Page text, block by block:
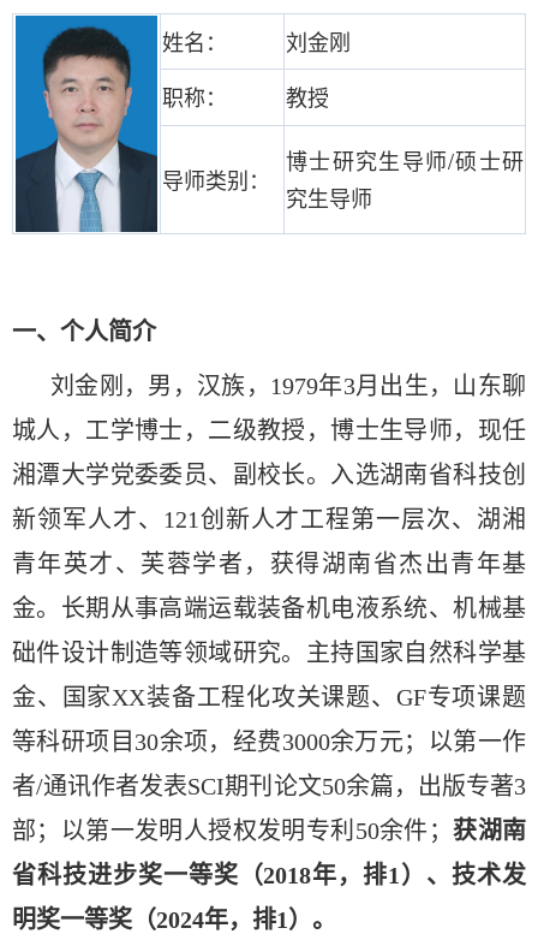
姓名：
刘金刚
职称：
教授
导师类别：
博士研究生导师/硕士研
究生导师
一、 个人简介
刘金刚，男，汉族，1979年3月出生，山东聊
城人，工学博士，二级教授，博士生导师，现任
湘潭大学党委委员、副校长。入选湖南省科技创
新领军人才、121创新人才工程第一层次、湖湘
青年英才、芙蓉学者，获得湖南省杰出青年基
金。长期从事高端运载装备机电液系统、机械基
础件设计制造等领域研究。主持国家自然科学基
金、国家XX装备工程化攻关课题、GF专项课题
等科研项目30余项，经费3000余万元；以第一作
者/通讯作者发表SCI期刊论文50余篇，出版专著3
部；以第一发明人授权发明专利50余件； 获湖南
省科技进步奖一等奖（2018年，排1）、技术发
明奖一等奖（2024年，排1）。